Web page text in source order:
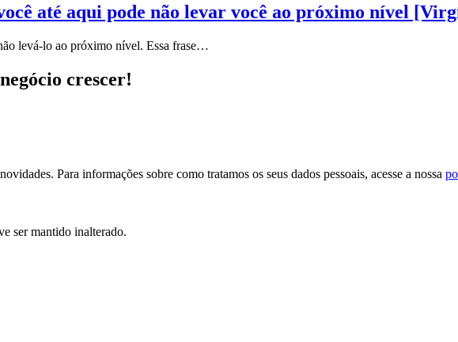
até aqui pode não levar você ao próximo nível
levá-lo ao próximo nível. Essa frase…
crescer!
Para informações sobre como tratamos os seus dados pessoais, acesse a nossa
ser mantido inalterado.